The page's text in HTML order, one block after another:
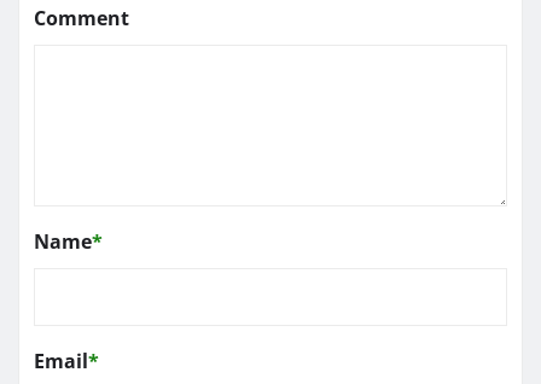
Comment
Name*
Email*